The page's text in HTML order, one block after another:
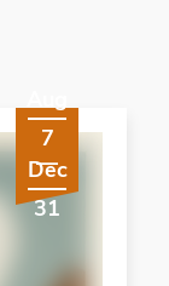
7
Dec
31